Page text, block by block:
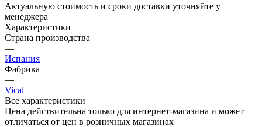
Актуальную стоимость и сроки доставки уточняйте у
менеджера
Характеристики
Страна производства
—
Испания
Фабрика
—
Vical
Все характеристики
Цена действительна только для интернет-магазина и может
отличаться от цен в розничных магазинах